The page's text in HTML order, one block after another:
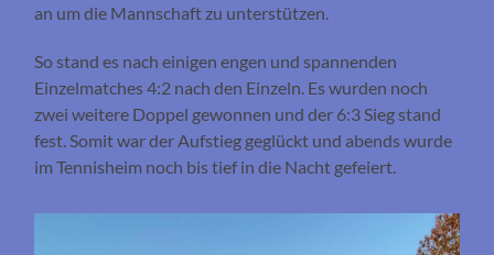
an um die Mannschaft zu unterstützen.
So stand es nach einigen engen und spannenden
Einzelmatches 4:2 nach den Einzeln. Es wurden noch
zwei weitere Doppel gewonnen und der 6:3 Sieg stand
fest. Somit war der Aufstieg geglückt und abends wurde
im Tennisheim noch bis tief in die Nacht gefeiert.